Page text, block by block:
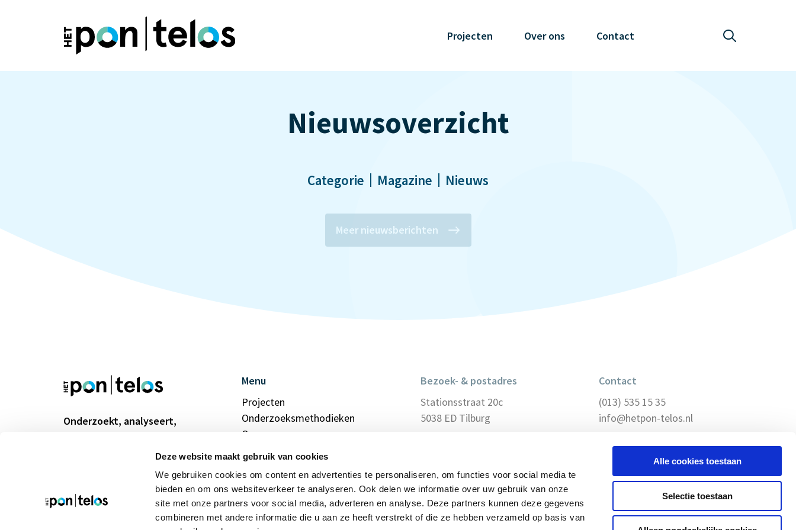
Deze website maakt gebruik van cookies
We gebruiken cookies om content en advertenties te personaliseren, om functies voor social media te
bieden en om ons websiteverkeer te analyseren. Ook delen we informatie over uw gebruik van onze
site met onze partners voor social media, adverteren en analyse. Deze partners kunnen deze gegevens
combineren met andere informatie die u aan ze heeft verstrekt of die ze hebben verzameld op basis van
Alle cookies toestaan
Selectie toestaan
Projecten Over ons Contact
Nieuwsoverzicht
Categorie Magazine Nieuws
Meer nieuwsberichten
Onderzoekt, analyseert,
Menu
Projecten
Onderzoeksmethodieken
Over ons
Werken bij
Actueel
Contact
Privacybeleid
Bezoek- & postadres
Stationsstraat 20c
5038 ED Tilburg
Contact
(013) 535 15 35
info@hetpon-telos.nl